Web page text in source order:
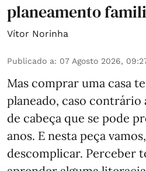
planeamento
Vítor Norinha
Publicado a: 07 Agosto 2026,
Mas comprar uma casa
planeado, caso
de cabeça que se pode
anos. E nesta peça
descomplicar. Perceber